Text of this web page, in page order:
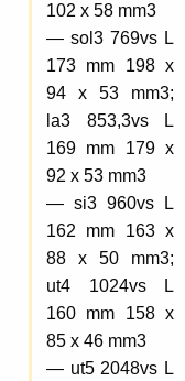
102 x 58 mm3
— sol3 769vs L
173 mm 198 x
94 x 53 mm3;
la3 853,3vs L
169 mm 179 x
92 x 53 mm3
— si3 960vs L
162 mm 163 x
88 x 50 mm3;
ut4 1024vs L
160 mm 158 x
85 x 46 mm3
— ut5 2048vs L